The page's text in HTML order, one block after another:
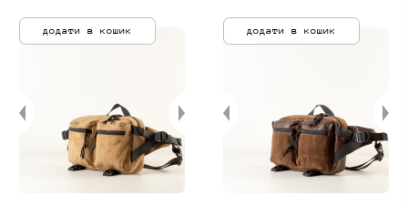
додати в кошик додати в кошик